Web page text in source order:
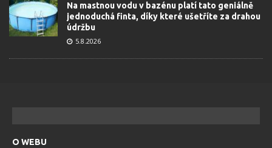
Na mastnou vodu v bazénu platí tato geniálně
jednoduchá finta, díky které ušetříte za drahou
údržbu
5.8.2026
O WEBU